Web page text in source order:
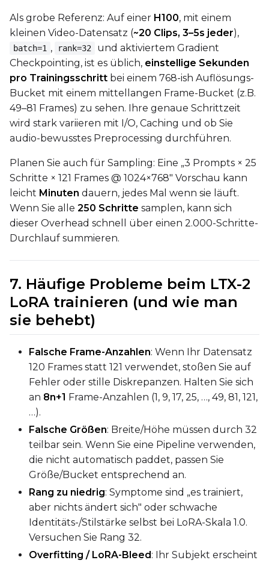
Als grobe Referenz: Auf einer H100, mit einem
kleinen Video-Datensatz (~20 Clips, 3–5s jeder),
batch=1 , rank=32
und aktiviertem Gradient
Checkpointing, ist es üblich, einstellige Sekunden
pro Trainingsschritt bei einem 768-ish Auflösungs-
Bucket mit einem mittellangen Frame-Bucket (z.B.
49–81 Frames) zu sehen. Ihre genaue Schrittzeit
wird stark variieren mit I/O, Caching und ob Sie
audio-bewusstes Preprocessing durchführen.
Planen Sie auch für Sampling: Eine „3 Prompts × 25
Schritte × 121 Frames @ 1024×768" Vorschau kann
leicht Minuten dauern, jedes Mal wenn sie läuft.
Wenn Sie alle 250 Schritte samplen, kann sich
dieser Overhead schnell über einen 2.000-Schritte-
Durchlauf summieren.
7. Häufige Probleme beim LTX-2
LoRA trainieren (und wie man
sie behebt)
Falsche Frame-Anzahlen: Wenn Ihr Datensatz
120 Frames statt 121 verwendet, stoßen Sie auf
Fehler oder stille Diskrepanzen. Halten Sie sich
an 8n+1 Frame-Anzahlen (1, 9, 17, 25, …, 49, 81, 121,
…).
Falsche Größen: Breite/Höhe müssen durch 32
teilbar sein. Wenn Sie eine Pipeline verwenden,
die nicht automatisch paddet, passen Sie
Größe/Bucket entsprechend an.
Rang zu niedrig: Symptome sind „es trainiert,
aber nichts ändert sich" oder schwache
Identitäts-/Stilstärke selbst bei LoRA-Skala 1.0.
Versuchen Sie Rang 32.
Overfitting / LoRA-Bleed: Ihr Subjekt erscheint